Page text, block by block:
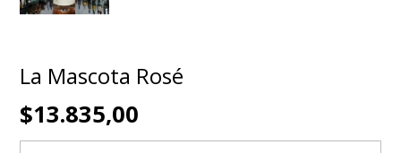
La Mascota Rosé
$13.835,00